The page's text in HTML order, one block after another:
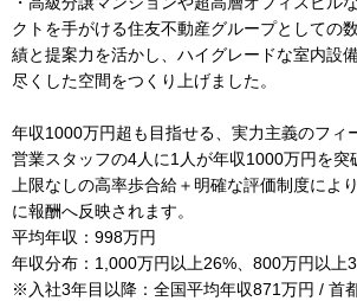
クトを手がける住友不動産グループとしての
績と提案力を活かし、ハイグレードな室内設
尽くした空間をつくり上げました。
年収1000万円超も目指せる、実力主義のフィ
営業スタッフの4人に1人が年収1000万円を突
上限なしの高率歩合給＋明確な評価制度によ
に報酬へ反映されます。
平均年収：998万円
年収分布：1,000万円以上26%、800万円以上
※入社3年目以降：全国平均年収871万円 / 首